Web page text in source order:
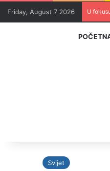
Friday, August 7 2026 U
Svijet